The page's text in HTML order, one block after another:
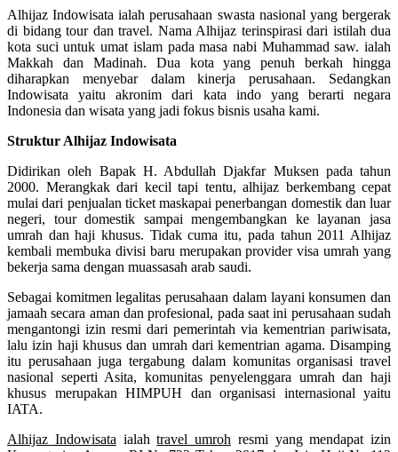
Alhijaz Indowisata ialah perusahaan swasta nasional yang bergerak
di bidang tour dan travel. Nama Alhijaz terinspirasi dari istilah dua
kota suci untuk umat islam pada masa nabi Muhammad saw. ialah
Makkah dan Madinah. Dua kota yang penuh berkah hingga
diharapkan menyebar dalam kinerja perusahaan. Sedangkan
Indowisata yaitu akronim dari kata indo yang berarti negara
Indonesia dan wisata yang jadi fokus bisnis usaha kami.
Struktur Alhijaz Indowisata
Didirikan oleh Bapak H. Abdullah Djakfar Muksen pada tahun
2000. Merangkak dari kecil tapi tentu, alhijaz berkembang cepat
mulai dari penjualan ticket maskapai penerbangan domestik dan luar
negeri, tour domestik sampai mengembangkan ke layanan jasa
umrah dan haji khusus. Tidak cuma itu, pada tahun 2011 Alhijaz
kembali membuka divisi baru merupakan provider visa umrah yang
bekerja sama dengan muassasah arab saudi.
Sebagai komitmen legalitas perusahaan dalam layani konsumen dan
jamaah secara aman dan profesional, pada saat ini perusahaan sudah
mengantongi izin resmi dari pemerintah via kementrian pariwisata,
lalu izin haji khusus dan umrah dari kementrian agama. Disamping
itu perusahaan juga tergabung dalam komunitas organisasi travel
nasional seperti Asita, komunitas penyelenggara umrah dan haji
khusus merupakan HIMPUH dan organisasi internasional yaitu
IATA.
Alhijaz Indowisata ialahtravel umroh resmi yang mendapat izin